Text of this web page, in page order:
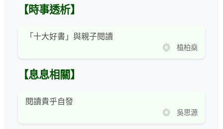
【時事透析】
「十大好書」與親子閱讀
◎ 植柏燊
【息息相關】
閱讀貴乎自發
◎ 吳思源